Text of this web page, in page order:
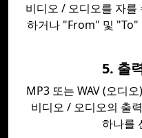
비디오 / 오디오를 자를
하거나 "From" 및 "To"
5. 출
MP3 또는 WAV (오디
비디오 / 오디오의 출
하나를